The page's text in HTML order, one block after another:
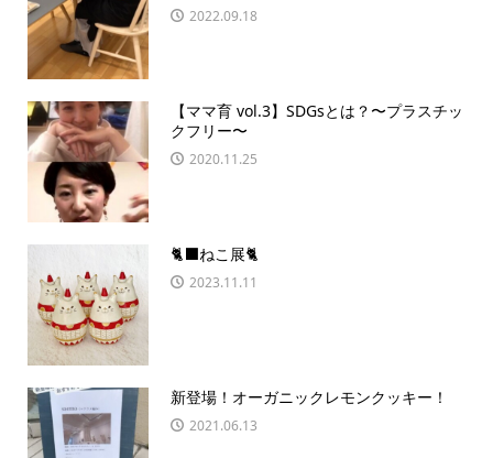
2022.09.18
【ママ育 vol.3】SDGsとは？〜プラスチッ
クフリー〜
2020.11.25
🐈‍⬛ねこ展🐈
2023.11.11
新登場！オーガニックレモンクッキー！
2021.06.13